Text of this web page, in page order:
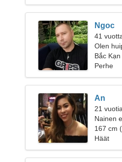
Ngoc
41
Olen
Bắc Kạn
Perhe
An
21
Nainen
167 cm
Häät